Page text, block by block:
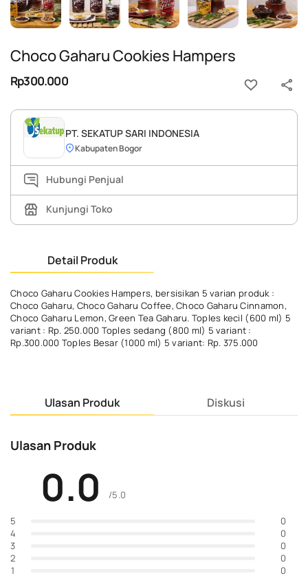
Choco Gaharu Cookies Hampers
Rp300.000
PT. SEKATUP SARI INDONESIA
Kabupaten Bogor
Hubungi Penjual
Kunjungi Toko
Detail Produk
Choco Gaharu Cookies Hampers, bersisikan 5 varian produk :
Choco Gaharu, Choco Gaharu Coffee, Choco Gaharu Cinnamon,
Choco Gaharu Lemon, Green Tea Gaharu. Toples kecil (600 ml) 5
variant : Rp. 250.000 Toples sedang (800 ml) 5 variant :
Rp.300.000 Toples Besar (1000 ml) 5 variant: Rp. 375.000
Ulasan Produk Diskusi
Ulasan Produk
0.0 /5.0
5
0
4
0
3
0
2
0
1
0